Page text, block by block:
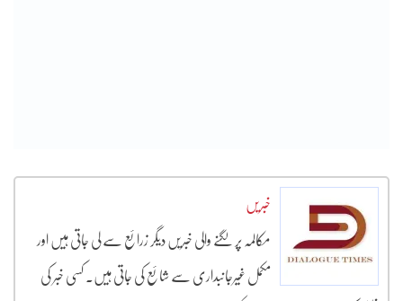
خبریں
مکالمہ پر لگنے والی خبریں دیگر زرائع سے لی جاتی ہیں اور
مکمل غیرجانبداری سے شائع کی جاتی ہیں۔ کسی خبر کی